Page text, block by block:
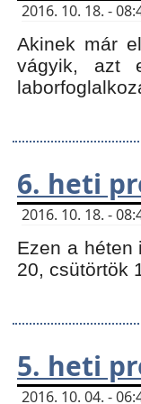
2016. 10. 18. -
Akinek már
vágyik, azt
6. heti
2016. 10. 18. -
Ezen a héten
20, csütörtök
5. heti
2016. 10. 04. -